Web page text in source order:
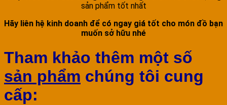
sản phẩm tốt nhất
Hãy liên hệ kinh doanh để có ngay giá tốt cho món đồ bạn
muốn sở hữu nhé
Tham khảo thêm một số
sản phẩm chúng tôi cung
cấp: